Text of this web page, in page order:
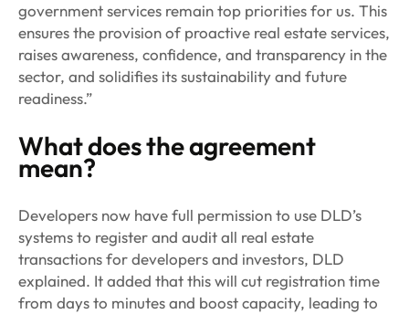
government services remain top priorities for us. This
ensures the provision of proactive real estate services,
raises awareness, confidence, and transparency in the
sector, and solidifies its sustainability and future
readiness.”
What does the agreement
mean?
Developers now have full permission to use DLD’s
systems to register and audit all real estate
transactions for developers and investors, DLD
explained. It added that this will cut registration time
from days to minutes and boost capacity, leading to